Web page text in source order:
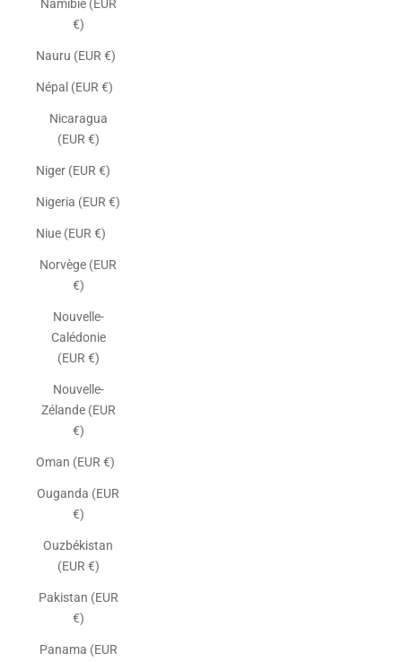
Namibie (EUR
€)
Nauru (EUR €)
Népal (EUR €)
Nicaragua
(EUR €)
Niger (EUR €)
Nigeria (EUR €)
Niue (EUR €)
Norvège (EUR
€)
Nouvelle-
Calédonie
(EUR €)
Nouvelle-
Zélande (EUR
€)
Oman (EUR €)
Ouganda (EUR
€)
Ouzbékistan
(EUR €)
Pakistan (EUR
€)
Panama (EUR